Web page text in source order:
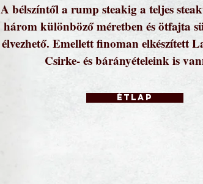
A bélszíntől a rump steakig a teljes
három különböző méretben és ötfajta
élvezhető. Emellett finoman elkészített
Csirke- és bárányételeink is
Étlap